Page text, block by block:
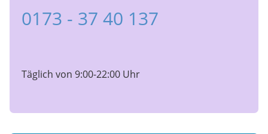
0173 - 37 40 137
Täglich von 9:00-22:00 Uhr